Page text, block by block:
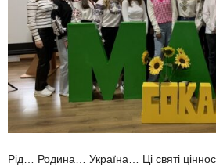
Рід… Родина… Україна… Ці святі